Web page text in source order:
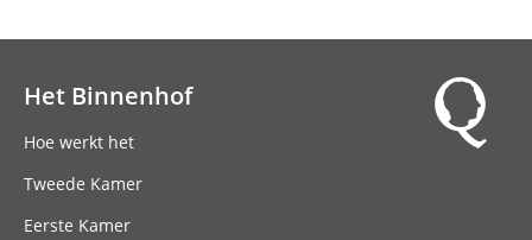
Het Binnenhof
Hoe werkt het
Tweede Kamer
Eerste Kamer